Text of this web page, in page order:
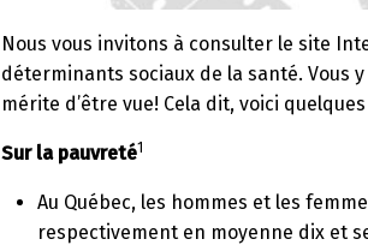
Nous vous invitons à consulter le site
déterminants sociaux de la santé. Vous
mérite d’être vue! Cela dit, voici
Sur la pauvreté1
Au Québec, les hommes et les
respectivement en moyenne dix et